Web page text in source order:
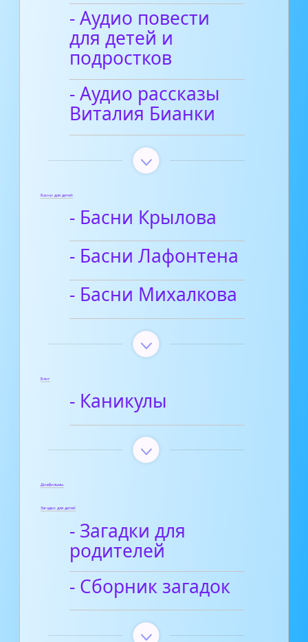
- Аудио повести
для детей и
подростков
- Аудио рассказы
Виталия Бианки
Басни для детей
- Басни Крылова
- Басни Лафонтена
- Басни Михалкова
Блог
- Каникулы
Диафильмы
Загадки для детей
- Загадки для
родителей
- Сборник загадок